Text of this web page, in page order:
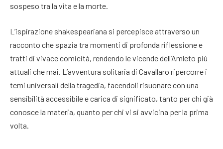
sospeso tra la vita e la morte.
L’ispirazione shakespeariana si percepisce attraverso un
racconto che spazia tra momenti di profonda riflessione e
tratti di vivace comicità, rendendo le vicende dell’Amleto più
attuali che mai. L’avventura solitaria di Cavallaro ripercorre i
temi universali della tragedia, facendoli risuonare con una
sensibilità accessibile e carica di significato, tanto per chi già
conosce la materia, quanto per chi vi si avvicina per la prima
volta.